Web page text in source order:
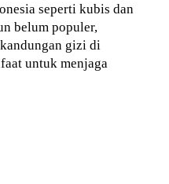
seperti kubis dan
belum populer,
gizi di
untuk menjaga